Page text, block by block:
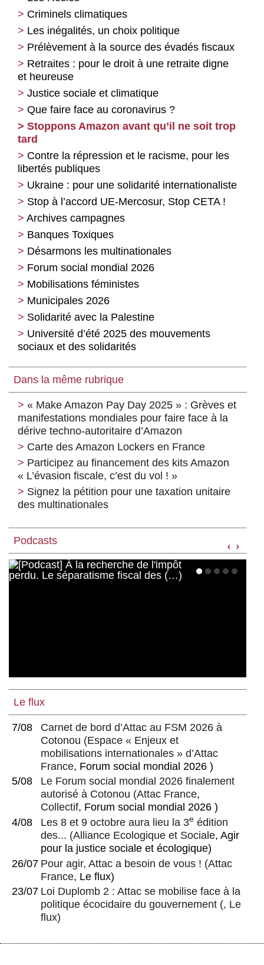
Criminels climatiques
Les inégalités, un choix politique
Prélèvement à la source des évadés fiscaux
Retraites : pour le droit à une retraite digne
et heureuse
Justice sociale et climatique
Que faire face au coronavirus ?
Stoppons Amazon avant qu’il ne soit trop
tard
Contre la répression et le racisme, pour les
libertés publiques
Ukraine : pour une solidarité internationaliste
Stop à l’accord UE-Mercosur, Stop CETA !
Archives campagnes
Banques Toxiques
Désarmons les multinationales
Forum social mondial 2026
Mobilisations féministes
Municipales 2026
Solidarité avec la Palestine
Université d’été 2025 des mouvements
sociaux et des solidarités
Dans la même rubrique
« Make Amazon Pay Day 2025 » : Grèves et
manifestations mondiales pour faire face à la
dérive techno-autoritaire d’Amazon
Carte des Amazon Lockers en France
Participez au financement des kits Amazon
« L’évasion fiscale, c’est du vol ! »
Signez la pétition pour une taxation unitaire
des multinationales
Podcasts ‹ ›
Le flux
7/08
Carnet de bord d’Attac au FSM 2026 à
Cotonou (Espace « Enjeux et
mobilisations internationales » d’Attac
France, Forum social mondial 2026 )
5/08
Le Forum social mondial 2026 finalement
autorisé à Cotonou (Attac France,
Collectif, Forum social mondial 2026 )
4/08
Les 8 et 9 octobre aura lieu la 3e édition
des... (Alliance Ecologique et Sociale, Agir
pour la justice sociale et écologique)
26/07 Pour agir, Attac a besoin de vous ! (Attac
France, Le flux)
23/07 Loi Duplomb 2 : Attac se mobilise face à la
politique écocidaire du gouvernement (, Le
flux)